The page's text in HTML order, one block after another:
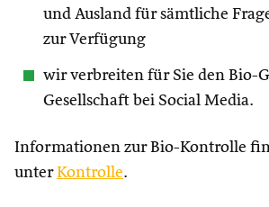
und Ausland für sämtliche
zur Verfügung
wir verbreiten für Sie den Bio-
Gesellschaft bei Social Media.
Informationen zur Bio-Kontrolle
unterKontrolle.